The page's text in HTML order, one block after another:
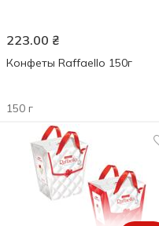
223.00 ₴
Конфеты Raffaello 150г
150 г